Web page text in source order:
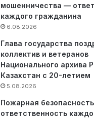
мошенничества —
каждого гражданина
6.08.2026
Глава государства
коллектив и ветеранов
Национального архива
Казахстан с 20-летием
5.08.2026
Пожарная
ответственность